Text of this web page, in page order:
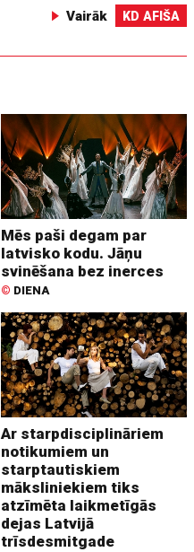
Vairāk KD AFIŠA
Mēs paši degam par
latvisko kodu. Jāņu
svinēšana bez inerces
© DIENA
Ar starpdisciplināriem
notikumiem un
starptautiskiem
māksliniekiem tiks
atzīmēta laikmetīgās
dejas Latvijā
trīsdesmitgade